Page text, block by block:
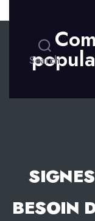
Search
BESOIN